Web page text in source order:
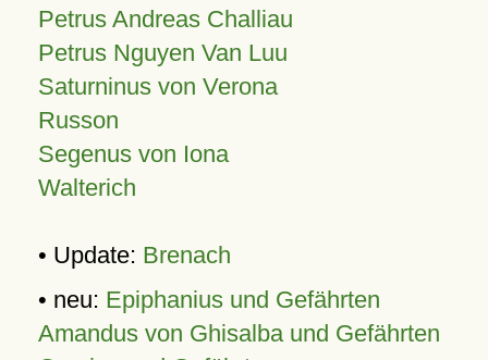
Petrus Andreas Challiau
Petrus Nguyen Van Luu
Saturninus von Verona
Russon
Segenus von Iona
Walterich
• Update: Brenach
• neu: Epiphanius und Gefährten
Amandus von Ghisalba und Gefährten